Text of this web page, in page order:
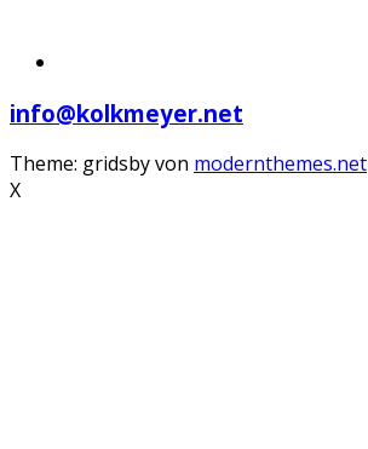
info@kolkmeyer.net
Theme: gridsby von modernthemes.net
X